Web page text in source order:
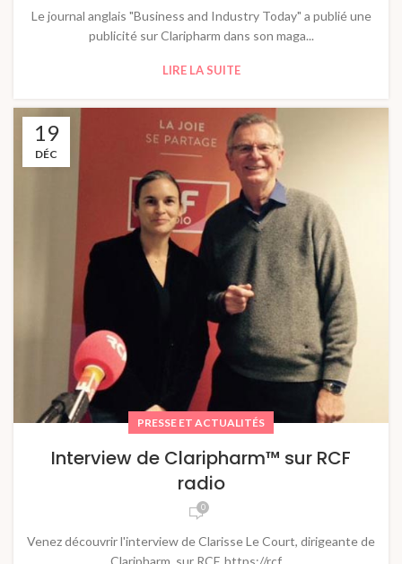
Le journal anglais "Business and Industry Today" a publié une
publicité sur Claripharm dans son maga...
LIRE LA SUITE
19
DÉC
PRESSE ET ACTUALITÉS
Interview de Claripharm™ sur RCF
radio
0
Venez découvrir l'interview de Clarisse Le Court, dirigeante de
Claripharm, sur RCF. https://rcf....